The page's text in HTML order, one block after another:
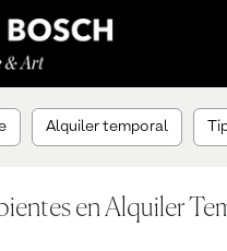
Alquiler temporal
en Alquiler